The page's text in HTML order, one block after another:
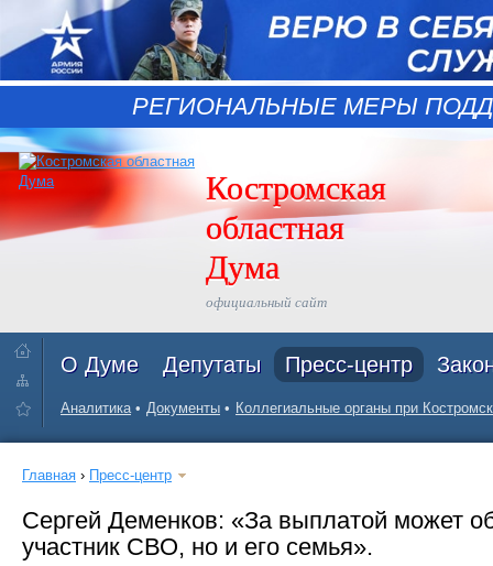
РЕГИОНАЛЬНЫЕ МЕРЫ
Костромская
областная
Дума
официальный сайт
О Думе Депутаты Пресс-центр
Аналитика Документы Коллегиальные органы при
Главная › Пресс-центр
Сергей Деменков: «За выплатой может
участник СВО, но и его семья».